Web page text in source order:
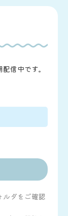
信中です。
ダをご確認